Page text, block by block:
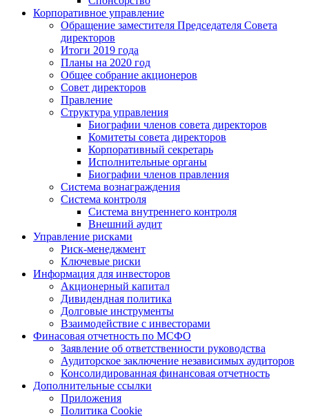
Корпоративное управление
Обращение заместителя Председателя Совета
директоров
Итоги 2019 года
Планы на 2020 год
Общее собрание акционеров
Совет директоров
Правление
Структура управления
Биографии членов совета директоров
Комитеты совета директоров
Корпоративный секретарь
Исполнительные органы
Биографии членов правления
Система вознаграждения
Система контроля
Система внутреннего контроля
Внешний аудит
Управление рисками
Риск-менеджмент
Ключевые риски
Информация для инвесторов
Акционерный капитал
Дивидендная политика
Долговые инструменты
Взаимодействие с инвеcторами
Финасовая отчетность по МСФО
Заявление об ответственности руководства
Аудиторское заключение независимых аудиторов
Консолидированная финансовая отчетность
Дополнительные ссылки
Приложения
Политика Cookie